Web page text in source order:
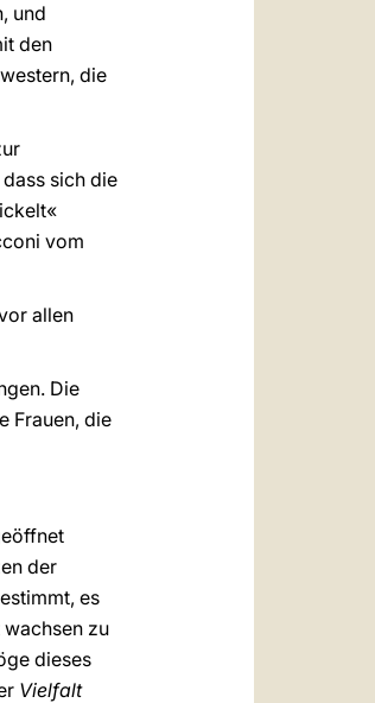
und
den
die
sich die
vom
allen
Die
Frauen, die
der
es
zu
dieses
Vielfalt